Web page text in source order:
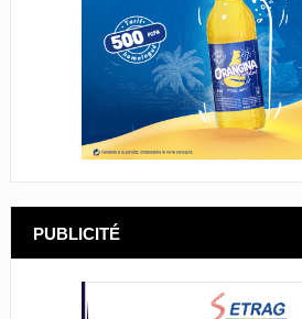
PUBLICITÉ